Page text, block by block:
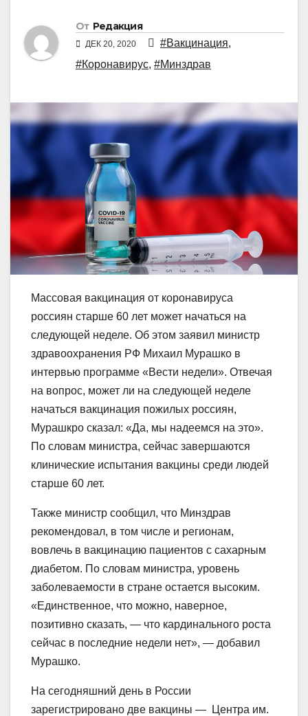
От Редакция
ДЕК 20, 2020 #Вакцинация,
#Коронавирус, #Минздрав
Массовая вакцинация от коронавируса
россиян старше 60 лет может начаться на
следующей неделе. Об этом заявил министр
здравоохранения РФ Михаил Мурашко в
интервью программе «Вести недели». Отвечая
на вопрос, может ли на следующей неделе
начаться вакцинация пожилых россиян,
Мурашкро сказал: «Да, мы надеемся на это».
По словам министра, сейчас завершаются
клинические испытания вакцины среди людей
старше 60 лет.
Также министр сообщил, что Минздрав
рекомендовал, в том числе и регионам,
вовлечь в вакцинацию пациентов с сахарным
диабетом. По словам министра, уровень
заболеваемости в стране остается высоким.
«Единственное, что можно, наверное,
позитивно сказать, — что кардинального роста
сейчас в последние недели нет», — добавил
Мурашко.
На сегодняшний день в России
зарегистрировано две вакцины — Центра им.